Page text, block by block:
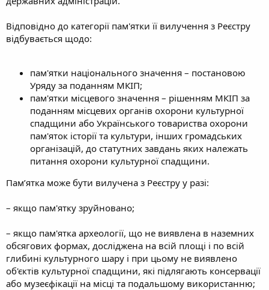
Відповідно до категорії пам'ятки її вилучення з Реєстру
відбувається щодо:
пам'ятки національного значення – постановою
Уряду за поданням МКІП;
пам'ятки місцевого значення – рішенням МКІП за
поданням місцевих органів охорони культурної
спадщини або Українського товариства охорони
пам'яток історії та культури, інших громадських
організацій, до статутних завдань яких належать
питання охорони культурної спадщини.
Пам’ятка може бути вилучена з Реєстру у разі:
– якщо пам'ятку зруйновано;
– якщо пам'ятка археології, що не виявлена в наземних
обсягових формах, досліджена на всій площі і по всій
глибині культурного шару і при цьому не виявлено
об'єктів культурної спадщини, які підлягають консервації
або музеєфікації на місці та подальшому використанню;